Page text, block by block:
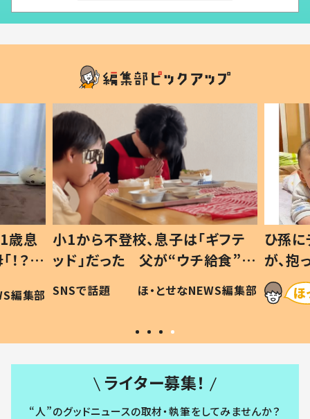
歳息
？」
編集部
小1から不登校、息子は「ギフテ
ッド」だった 父が“ウチ給食”を
作り続ける理由とは #令和の親
#令和の子
SNSで話題 ほ・とせなNEWS編集部
ひ孫
が、
「涙が
い」
ライター募集！
“人”のグッドニュースの取材・執筆をしてみませんか？